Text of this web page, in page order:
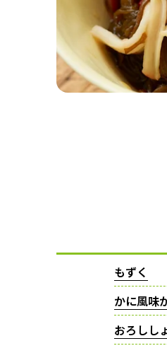
もずく
かに風味
おろしし